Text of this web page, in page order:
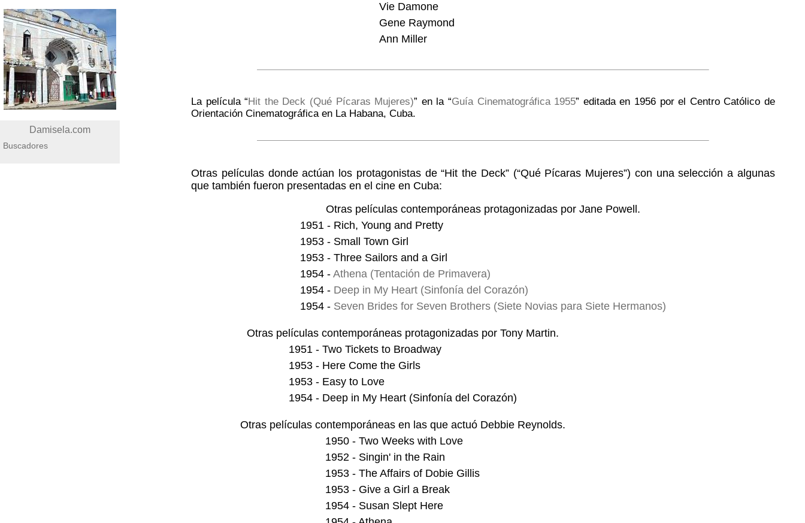
Damisela.com
Buscadores
Vie Damone
Gene Raymond
Ann Miller
La película “Hit the Deck (Qué Pícaras Mujeres)” en la “Guía Cinematográfica 1955” editada en 1956 por el Centro Católico de
Orientación Cinematográfica en La Habana, Cuba.
Otras películas donde actúan los protagonistas de “Hit the Deck” (“Qué Pícaras Mujeres”) con una selección a algunas
que también fueron presentadas en el cine en Cuba:
Otras películas contemporáneas protagonizadas por Jane Powell.
1951 - Rich, Young and Pretty
1953 - Small Town Girl
1953 - Three Sailors and a Girl
1954 - Athena (Tentación de Primavera)
1954 - Deep in My Heart (Sinfonía del Corazón)
1954 - Seven Brides for Seven Brothers (Siete Novias para Siete Hermanos)
Otras películas contemporáneas protagonizadas por Tony Martin.
1951 - Two Tickets to Broadway
1953 - Here Come the Girls
1953 - Easy to Love
1954 - Deep in My Heart (Sinfonía del Corazón)
Otras películas contemporáneas en las que actuó Debbie Reynolds.
1950 - Two Weeks with Love
1952 - Singin' in the Rain
1953 - The Affairs of Dobie Gillis
1953 - Give a Girl a Break
1954 - Susan Slept Here